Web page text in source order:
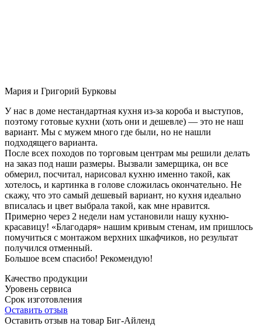
Мария и Григорий Бурковы
У нас в доме нестандартная кухня из-за короба и выступов,
поэтому готовые кухни (хоть они и дешевле) — это не наш
вариант. Мы с мужем много где были, но не нашли
подходящего варианта.
После всех походов по торговым центрам мы решили делать
на заказ под наши размеры. Вызвали замерщика, он все
обмерил, посчитал, нарисовал кухню именно такой, как
хотелось, и картинка в голове сложилась окончательно. Не
скажу, что это самый дешевый вариант, но кухня идеально
вписалась и цвет выбрала такой, как мне нравится.
Примерно через 2 недели нам установили нашу кухню-
красавицу! «Благодаря» нашим кривым стенам, им пришлось
помучиться с монтажом верхних шкафчиков, но результат
получился отменный.
Большое всем спасибо! Рекомендую!
Качество продукции
Уровень сервиса
Срок изготовления
Оставить отзыв
Оставить отзыв на товар Биг-Айленд